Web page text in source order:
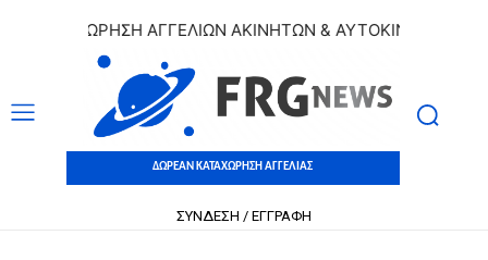
ΑΓΓΕΛΙΩΝ ΑΚΙΝΗΤΩΝ & ΑΥΤΟΚΙΝΗΤΩΝ |
ΔΩΡΕΑΝ ΚΑΤΑΧΩΡΗΣΗ ΑΓΓΕΛΙΑΣ
ΣΥΝΔΕΣΗ / ΕΓΓΡΑΦΗ